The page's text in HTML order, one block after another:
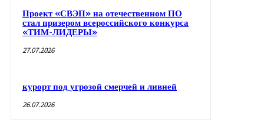
Проект «СВЭП» на отечественном ПО
стал призером всероссийского конкурса
«ТИМ-ЛИДЕРЫ»
27.07.2026
курорт под угрозой смерчей и ливней
26.07.2026